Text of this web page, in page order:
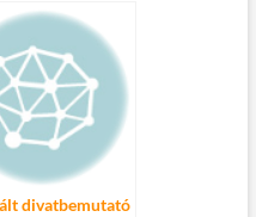
divatbemutató